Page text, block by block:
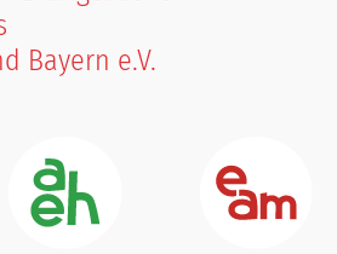
Bayern e.V.